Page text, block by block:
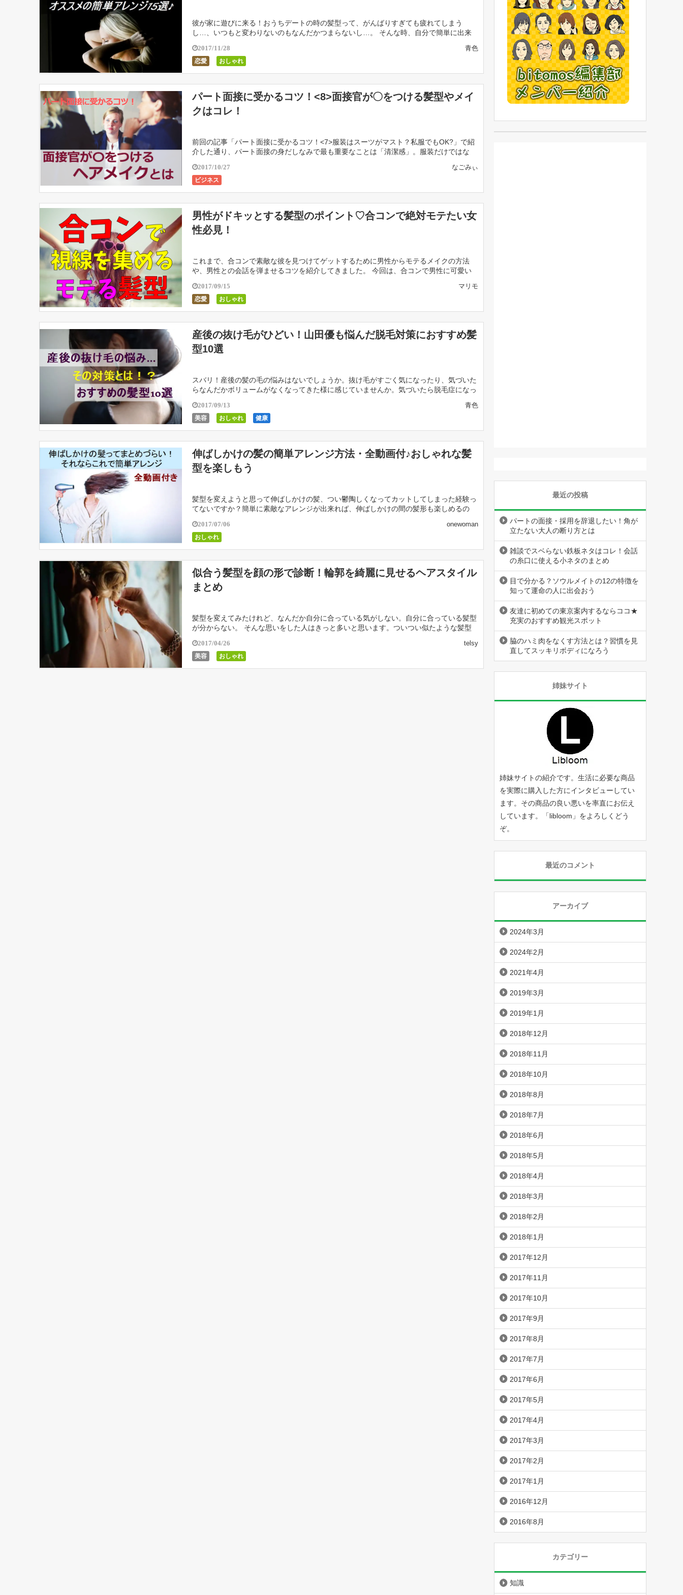
彼が家に遊びに来る！おうちデートの時の髪型って、がんばりすぎても疲れてしまう
し…、いつもと変わりないのもなんだかつまらないし…。 そんな時、自分で簡単に出来
2017/11/28
恋愛 おしゃれ
青色
パート面接に受かるコツ！<8>面接官が〇をつける髪型やメイ
クはコレ！
前回の記事「パート面接に受かるコツ！<7>服装はスーツがマスト？私服でもOK?」で紹
介した通り、パート面接の身だしなみで最も重要なことは「清潔感」。服装だけではな
2017/10/27
ビジネス
なごみぃ
男性がドキッとする髪型のポイント♡合コンで絶対モテたい女
性必見！
これまで、合コンで素敵な彼を見つけてゲットするために男性からモテるメイクの方法
や、男性との会話を弾ませるコツを紹介してきました。 今回は、合コンで男性に可愛い
2017/09/15
恋愛 おしゃれ
マリモ
産後の抜け毛がひどい！山田優も悩んだ脱毛対策におすすめ髪
型10選
スバリ！産後の髪の毛の悩みはないでしょうか。抜け毛がすごく気になったり、気づいた
らなんだかボリュームがなくなってきた様に感じていませんか。気づいたら脱毛症になっ
2017/09/13
美容 おしゃれ 健康
青色
伸ばしかけの髪の簡単アレンジ方法・全動画付♪おしゃれな髪
型を楽しもう
髪型を変えようと思って伸ばしかけの髪、つい鬱陶しくなってカットしてしまった経験っ
てないですか？簡単に素敵なアレンジが出来れば、伸ばしかけの間の髪形も楽しめるの
2017/07/06
おしゃれ
onewoman
似合う髪型を顔の形で診断！輪郭を綺麗に見せるヘアスタイル
まとめ
髪型を変えてみたけれど、なんだか自分に合っている気がしない。自分に合っている髪型
が分からない。 そんな思いをした人はきっと多いと思います。ついつい似たような髪型
2017/04/26
美容 おしゃれ
telsy
最近の投稿
パートの面接・採用を辞退したい！角が
立たない大人の断り方とは
雑談でスベらない鉄板ネタはコレ！会話
の糸口に使える小ネタのまとめ
目で分かる？ソウルメイトの12の特徴を
知って運命の人に出会おう
友達に初めての東京案内するならココ★
充実のおすすめ観光スポット
脇のハミ肉をなくす方法とは？習慣を見
直してスッキリボディになろう
姉妹サイト
姉妹サイトの紹介です。生活に必要な商品
を実際に購入した方にインタビューしてい
ます。その商品の良い悪いを率直にお伝え
しています。「libloom 」をよろしくどう
ぞ。
最近のコメント
アーカイブ
2024年3月
2024年2月
2021年4月
2019年3月
2019年1月
2018年12月
2018年11月
2018年10月
2018年8月
2018年7月
2018年6月
2018年5月
2018年4月
2018年3月
2018年2月
2018年1月
2017年12月
2017年11月
2017年10月
2017年9月
2017年8月
2017年7月
2017年6月
2017年5月
2017年4月
2017年3月
2017年2月
2017年1月
2016年12月
2016年8月
カテゴリー
知識